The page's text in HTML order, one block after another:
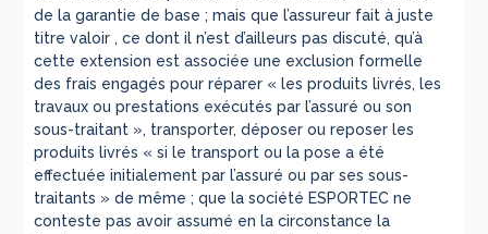
de la garantie de base ; mais que l’assureur fait à juste
titre valoir , ce dont il n’est d’ailleurs pas discuté, qu’à
cette extension est associée une exclusion formelle
des frais engagés pour réparer « les produits livrés, les
travaux ou prestations exécutés par l’assuré ou son
sous-traitant », transporter, déposer ou reposer les
produits livrés « si le transport ou la pose a été
effectuée initialement par l’assuré ou par ses sous-
traitants » de même ; que la société ESPORTEC ne
conteste pas avoir assumé en la circonstance la